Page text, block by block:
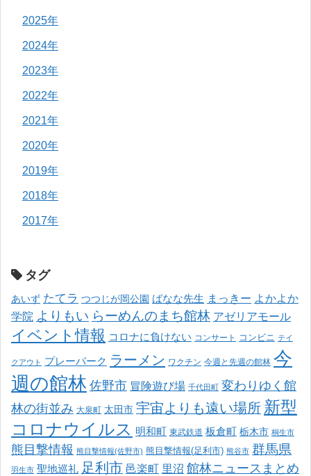
2025年
2024年
2023年
2022年
2021年
2020年
2019年
2018年
2017年
タグ
あいず たてラ つつじが岡公園 ばなな先生 まっきー よかよか
学院 よりもい らーめんのまち館林 アゼリアモール
イベント情報 コロナに負けない コンサート コンビニ テイ
クアウト プレーパーク ラーメン ワクチン 今週と先週の館林 今
週の館林 佐野市 冒険遊び場 千代田町 変わりゆく館
林の街並み 大泉町 太田市 宇宙よりも遠い場所 新型
コロナウイルス 明和町 東武鉄道 板倉町 栃木市 桐生市
熊目撃情報 熊目撃情報(佐野市) 熊目撃情報(足利市) 熊谷市 群馬県
羽生市 聖地巡礼 足利市 邑楽町 里沼 館林ニュースまとめ